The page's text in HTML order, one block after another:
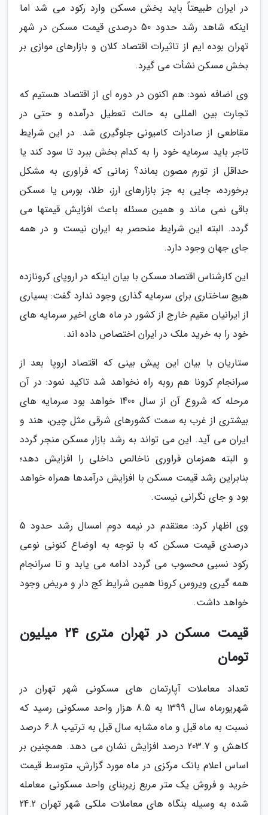
در ایران طبیعتاً باید بخش مسکن وارد رکود می شد اما
اینکه شاهد رشد حدود 50 درصدی قیمت مسکن در شهر
تهران بوده ایم از تاثیرات اقتصاد کلان و بازارهای موازی بر
بخش مسکن نشأت می گیرد.
وی اضافه نمود: هم اکنون در دوره ای از اقتصاد هستیم که
تجارت بین المللی به حالت تعطیل درآمده و حتی در
مقاطعی از صادرات کامیونی جلوگیری شد. در این شرایط
تاجر باید سرمایه خود را به کدام بخش ببرد تا سود کند یا
حداقل از تورم مصون بماند؟ زمانی که فراوری به مشکل
برخورده، جایی به جز بازارهای ارز، طلا، بورس یا مسکن
باقی نمی ماند و همین مسئله باعث افزایش قیمتها می
گردد. البته این شرایط منحصر به ایران نیست و در همه
جای جهان وجود دارد.
این کارشناس اقتصاد مسکن با بیان اینکه در اروپای کرونازده
هیچ ساختاری برای سرمایه گذاری وجود ندارد گفت: بسیاری
از ایرانیان مقیم خارج از کشور در ماه های اخیر سرمایه های
خود را به خرید ملک در ایران اختصاص داده اند.
ستاریان با بیان این پیش بینی که اقتصاد اروپا بعد از
سرانجام کرونا هم روبه راه نخواهد شد تاکید نمود: در آن
مرحله که شروع آن از سال 1400 خواهد بود سرمایه های
بیشتری از غرب به سمت کشورهای شرقی مثل چین، هند و
ایران می آید. این می تواند به رشد بازار مسکن منجر گردد
و البته همزمان فراوری ناخالص داخلی را افزایش دهد؛
بنابراین رشد قیمت مسکن با افزایش درآمدها همراه خواهد
بود و جای نگرانی نیست.
وی اظهار کرد: معتقدم در نیمه دوم امسال رشد حدود 5
درصدی قیمت مسکن که با توجه به اوضاع کنونی نوعی
رکود نسبی محسوب می گردد ادامه می یابد و تا سرانجام
همه گیری ویروس کرونا همین شرایط کج دار و مریض وجود
خواهد داشت.
قیمت مسکن در تهران متری 24 میلیون
تومان
تعداد معاملات آپارتمان های مسکونی شهر تهران در
شهریورماه سال 1399 به 8.5 هزار واحد مسکونی رسید که
نسبت به ماه قبل و ماه مشابه سال قبل به ترتیب 6.8 درصد
کاهش و 203.7 درصد افزایش نشان می دهد. همچنین بر
اساس اعلام بانک مرکزی در ماه مورد گزارش، متوسط قیمت
خرید و فروش یک متر مربع زیربنای واحد مسکونی معامله
شده به وسیله بنگاه های معاملات ملکی شهر تهران 24.2